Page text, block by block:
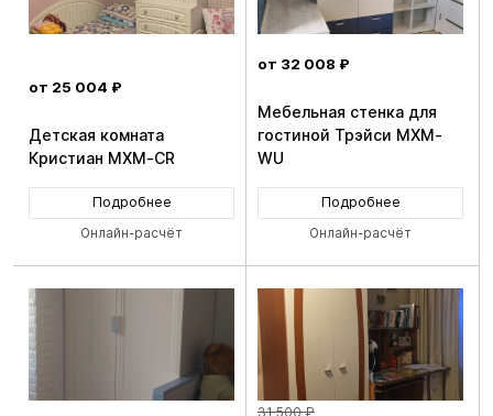
от 25 004 ₽
Детская комната
Кристиан MXM-CR
Подробнее
Онлайн-расчёт
от 32 008 ₽
Мебельная стенка для
гостиной Трэйси MXM-
WU
Подробнее
Онлайн-расчёт
31 500 ₽